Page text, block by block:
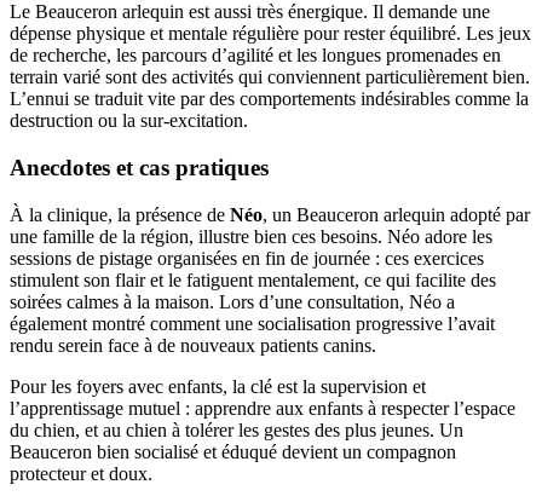
Le Beauceron arlequin est aussi très énergique. Il demande une
dépense physique et mentale régulière pour rester équilibré. Les jeux
de recherche, les parcours d’agilité et les longues promenades en
terrain varié sont des activités qui conviennent particulièrement bien.
L’ennui se traduit vite par des comportements indésirables comme la
destruction ou la sur-excitation.
Anecdotes et cas pratiques
À la clinique, la présence de Néo, un Beauceron arlequin adopté par
une famille de la région, illustre bien ces besoins. Néo adore les
sessions de pistage organisées en fin de journée : ces exercices
stimulent son flair et le fatiguent mentalement, ce qui facilite des
soirées calmes à la maison. Lors d’une consultation, Néo a
également montré comment une socialisation progressive l’avait
rendu serein face à de nouveaux patients canins.
Pour les foyers avec enfants, la clé est la supervision et
l’apprentissage mutuel : apprendre aux enfants à respecter l’espace
du chien, et au chien à tolérer les gestes des plus jeunes. Un
Beauceron bien socialisé et éduqué devient un compagnon
protecteur et doux.